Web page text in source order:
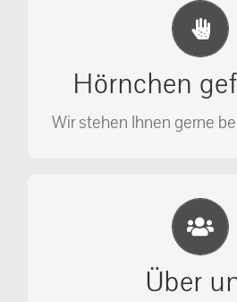
Hörnchen
Wir stehen Ihnen gerne
Erste Hilfe
Ihr Anruf kann
Über
Eichhörnchen
Wir sehen nicht